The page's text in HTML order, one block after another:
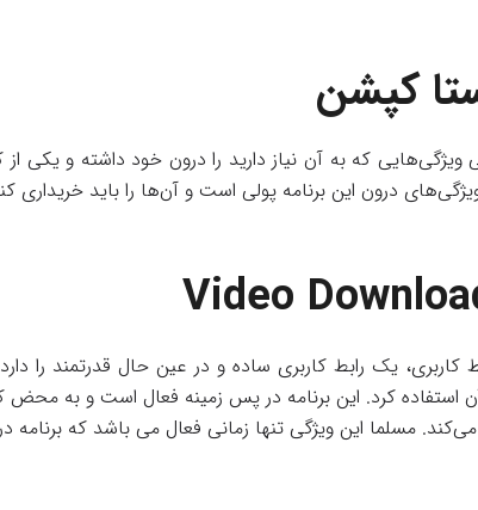
کپشن
ویژگی‌هایی که به آن نیاز دارید را درون خود داشته و یکی
درون این برنامه پولی است و آن‌ها را باید خریداری
Video
کاربری، یک رابط کاربری ساده و در عین حال قدرتمند را
آن استفاده کرد. این برنامه در پس زمینه فعال است و به
می‌کند. مسلما این ویژگی تنها زمانی فعال می باشد که برنامه